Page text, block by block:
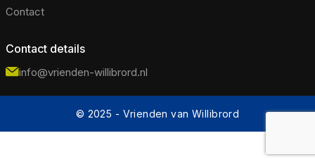
Contact
Contact details
info@vrienden-willibrord.nl
© 2025 - Vrienden van Willibrord